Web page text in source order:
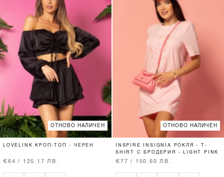
ОТНОВО НАЛИЧЕН
LOVELINK КРОП-ТОП - ЧЕРЕН
€64 / 125.17 ЛВ.
ОТНОВО НАЛИЧЕН
INSPIRE INSIGNIA РОКЛЯ - T-
SHIRT С БРОДЕРИЯ - LIGHT PINK
€77 / 150.60 ЛВ.